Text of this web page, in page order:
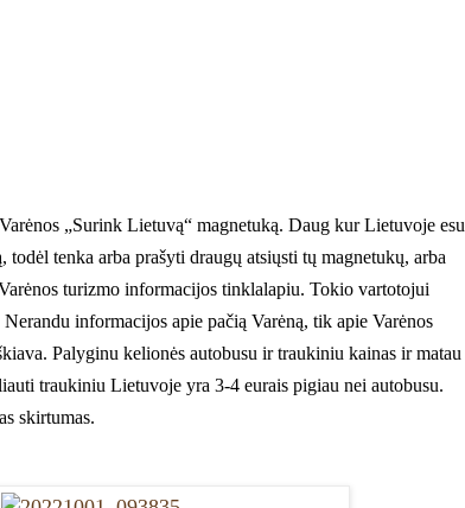
„Surink Lietuvą“ magnetuką. Daug kur Lietuvoje esu
todėl tenka arba prašyti draugų atsiųsti tų magnetukų, arba
turizmo informacijos tinklalapiu. Tokio vartotojui
informacijos apie pačią Varėną, tik apie Varėnos
Palyginu kelionės autobusu ir traukiniu kainas ir matau
traukiniu Lietuvoje yra 3-4 eurais pigiau nei autobusu.
skirtumas.